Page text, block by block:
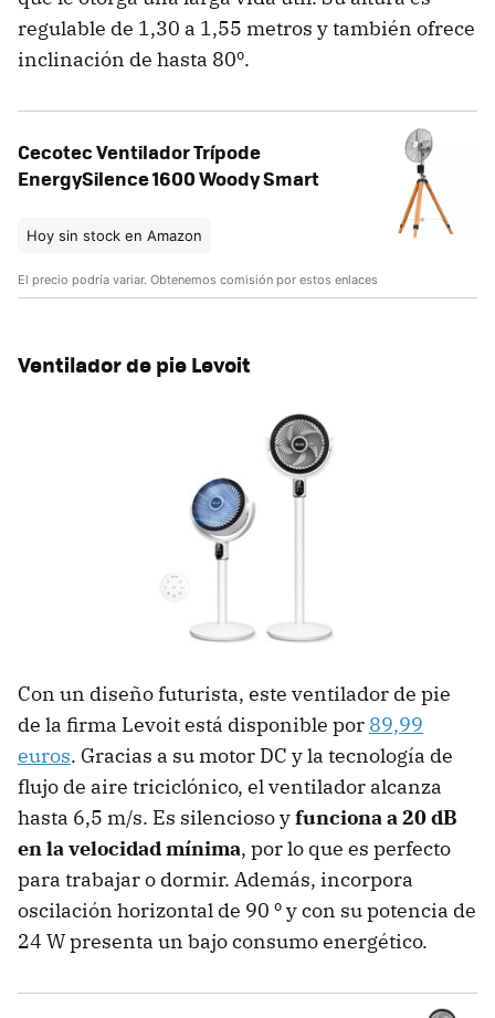
regulable de 1,30 a 1,55 metros y también ofrece
inclinación de hasta 80º.
Cecotec Ventilador Trípode
EnergySilence 1600 Woody Smart
Hoy sin stock en Amazon
El precio podría variar. Obtenemos comisión por estos enlaces
Ventilador de pie Levoit
Con un diseño futurista, este ventilador de pie
de la firma Levoit está disponible por 89,99
euros. Gracias a su motor DC y la tecnología de
flujo de aire triciclónico, el ventilador alcanza
hasta 6,5 m/s. Es silencioso yfunciona a 20 dB
en la velocidad mínima, por lo que es perfecto
para trabajar o dormir. Además, incorpora
oscilación horizontal de 90 º y con su potencia de
24 W presenta un bajo consumo energético.